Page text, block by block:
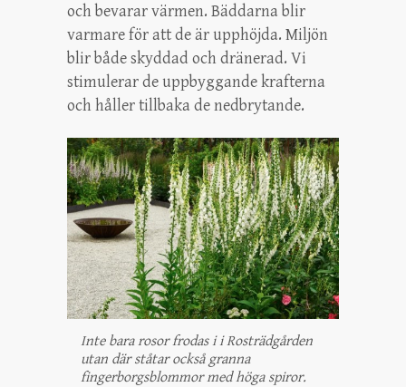
och bevarar värmen. Bäddarna blir
varmare för att de är upphöjda. Miljön
blir både skyddad och dränerad. Vi
stimulerar de uppbyggande krafterna
och håller tillbaka de nedbrytande.
Inte bara rosor frodas i i Rosträdgården
utan där ståtar också granna
fingerborgsblommor med höga spiror.